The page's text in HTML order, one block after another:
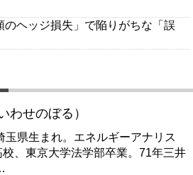
のヘッジ損失」で陥りがちな「誤
わせのぼる）
玉県生まれ。エネルギーアナリス
校、東京大学法学部卒業。71年三井